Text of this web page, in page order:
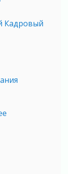
Кадровый